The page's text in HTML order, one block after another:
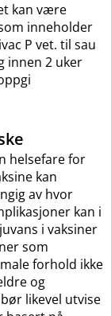
kan være
inneholder
P vet. til sau
innen 2 uker
helsefare for
kan
av hvor
kan i
i vaksiner
som
forhold ikke
og
likevel utvise